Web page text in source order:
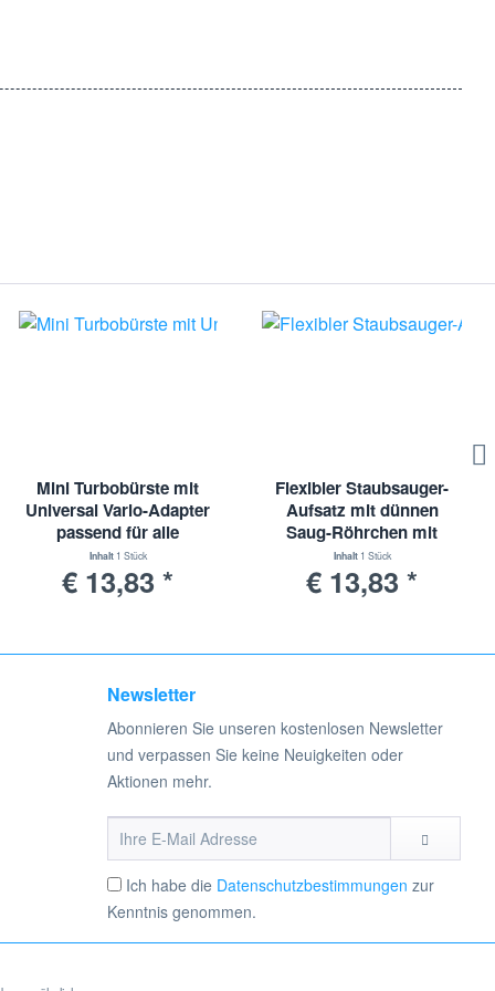
Ihre 20 Staubsaugerbeutel geeignet für Bosch / Siemens Typ
Saugleistung.
Siemens Serie VS08, VS 08, Type P, Dynapower,
Bildmaterialien sind eingetragene Markenzeichen der
Mini Turbobürste mit
Universal Vario-Adapter
passend für alle
Staubsauger mit 30-
38mm Durchmesser
Inhalt 1 Stück
€ 13,83 *
Flexibler Staubsauger-
Aufsatz mit dünnen
Saug-Röhrchen mit
Universal-Adapter | 30-
38mm Durchmesser
Inhalt 1 Stück
€ 13,83 *
Newsletter
Abonnieren Sie unseren kostenlosen Newsletter
und verpassen Sie keine Neuigkeiten oder
Aktionen mehr.
Ich habe die Datenschutzbestimmungen zur
Kenntnis genommen.